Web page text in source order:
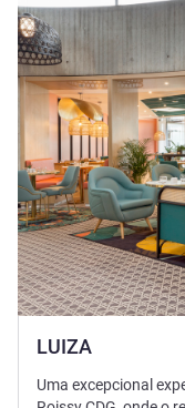
LUIZA
Uma excepcional